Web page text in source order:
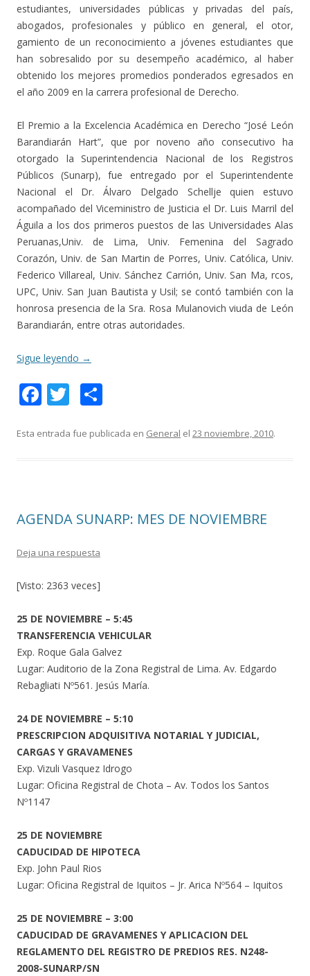
estudiantes, universidades públicas y privadas del país,
abogados, profesionales y público en general, el otor,
gamiento de un reconocimiento a jóvenes estudiantes que
han sobresalido por su desempeño académico, al haber
obtenido los mejores promedios ponderados egresados en
el año 2009 en la carrera profesional de Derecho.
El Premio a la Excelencia Académica en Derecho “José León
Barandiarán Hart”, que por noveno año consecutivo ha
otorgado la Superintendencia Nacional de los Registros
Públicos (Sunarp), fue entregado por el Superintendente
Nacional el Dr. Álvaro Delgado Schellje quien estuvo
acompañado del Viceministro de Justicia el Dr. Luis Marril del
Águila a los dos primeros puestos de las Universidades Alas
Peruanas,Univ. de Lima, Univ. Femenina del Sagrado
Corazón, Univ. de San Martin de Porres, Univ. Católica, Univ.
Federico Villareal, Univ. Sánchez Carrión, Univ. San Ma, rcos,
UPC, Univ. San Juan Bautista y Usil; se contó también con la
honrosa presencia de la Sra. Rosa Mulanovich viuda de León
Barandiarán, entre otras autoridades.
Sigue leyendo →
F
e
k
T
itt m
r
Esta entrada fue publicada en General el 23 noviembre, 2010.
AGENDA SUNARP: MES DE NOVIEMBRE
Deja una respuesta
[Visto: 2363 veces]
25 DE NOVIEMBRE – 5:45
TRANSFERENCIA VEHICULAR
Exp. Roque Gala Galvez
Lugar: Auditorio de la Zona Registral de Lima. Av. Edgardo
Rebagliati Nº561. Jesús María.
24 DE NOVIEMBRE – 5:10
PRESCRIPCION ADQUISITIVA NOTARIAL Y JUDICIAL,
CARGAS Y GRAVAMENES
Exp. Vizuli Vasquez Idrogo
Lugar: Oficina Registral de Chota – Av. Todos los Santos
Nº1147
25 DE NOVIEMBRE
CADUCIDAD DE HIPOTECA
Exp. John Paul Rios
Lugar: Oficina Registral de Iquitos – Jr. Arica Nº564 – Iquitos
25 DE NOVIEMBRE – 3:00
CADUCIDAD DE GRAVAMENES Y APLICACION DEL
REGLAMENTO DEL REGISTRO DE PREDIOS RES. N248-
2008-SUNARP/SN